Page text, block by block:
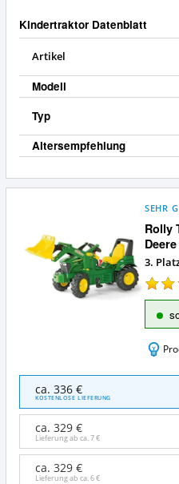
Kindertraktor Datenblatt
Artikel
Modell
Typ
Altersempfehlung
Rolly
SEHR
3.
Toys
rollyFarmtrac
John
Deere
7930
Angebote:
ca. 336 €
KOSTENLOSE LIEFERUNG
ca. 329 €
Lieferung ab ca.7 €
ca. 329 €
Lieferung ab ca.6 €